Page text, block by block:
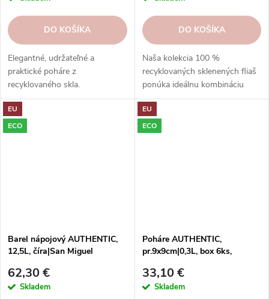
DO KOŠÍKA
Elegantné, udržateľné a
praktické poháre z
recyklovaného skla.
Preskúmajte našu kolekciu ešte
dnes a nájdite tie správne kúsky
pre svoj domov!
DO KOŠÍKA
Naša kolekcia 100 %
recyklovaných sklenených fliaš
ponúka ideálnu kombináciu
estetiky a praktickosti.
EU
ECO
Barel nápojový AUTHENTIC,
12,5L, číra|San Miguel
62,30 €
Skladem
EU
ECO
Poháre AUTHENTIC,
pr.9x9cm|0,3L, box 6ks,
33,10 €
Skladem